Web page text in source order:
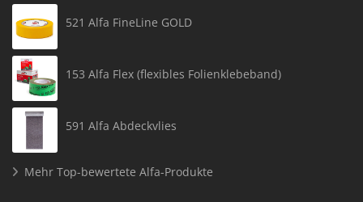
521 Alfa FineLine GOLD
153 Alfa Flex (flexibles Folienklebeband)
591 Alfa Abdeckvlies
Mehr Top-bewertete Alfa-Produkte